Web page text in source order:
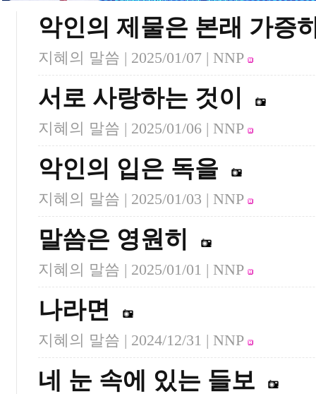
악인의 제물은 본래 가증
지혜의 말씀 | 2025/01/07 | NNP
서로 사랑하는 것이
지혜의 말씀 | 2025/01/06 | NNP
악인의 입은 독을
지혜의 말씀 | 2025/01/03 | NNP
말씀은 영원히
지혜의 말씀 | 2025/01/01 | NNP
나라면
지혜의 말씀 | 2024/12/31 | NNP
네 눈 속에 있는 들보